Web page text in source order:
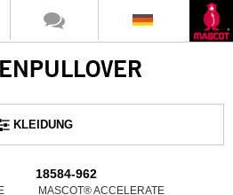
KLEIDUNG
18584-962
MASCOT® ACCELERATE